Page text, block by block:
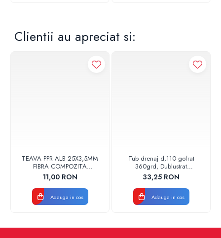
Clientii au apreciat si:
TEAVA PPR ALB 25X3,5MM
FIBRA COMPOZITA
10033025004
VALDUOTHERM VALROM
11,00 RON
Adauga in cos
Tub drenaj d,110 gofrat
360grd, Dublustrat
verde/negru 110152 Drainkit
33,25 RON
Adauga in cos